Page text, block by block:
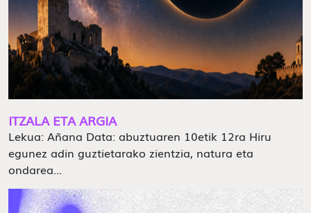
ITZALA ETA ARGIA
Lekua: Añana Data: abuztuaren 10etik 12ra Hiru
egunez adin guztietarako zientzia, natura eta
ondarea...